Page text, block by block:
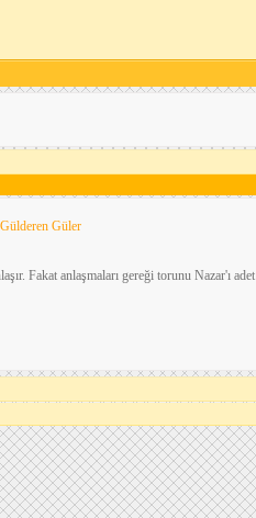
Gülderen Güler
Fakat anlaşmaları gereği torunu Nazar'ı adet